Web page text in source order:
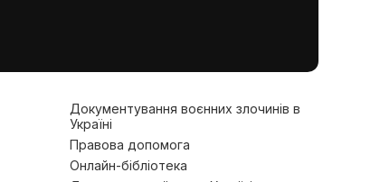
Документування воєнних злочинів в
Україні
Правова допомога
Онлайн-бібліотека